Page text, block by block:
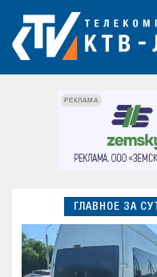
РЕКЛАМА
ГЛАВНОЕ ЗА